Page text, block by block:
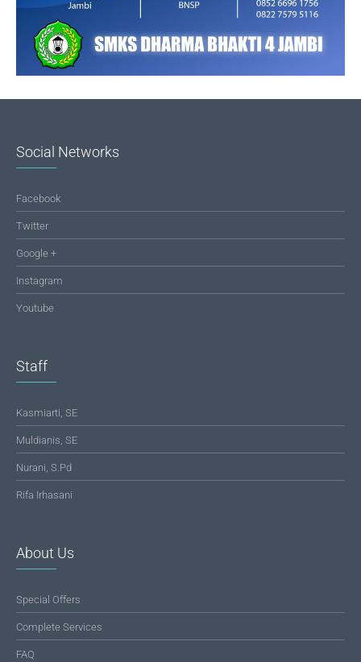
Social Networks
Facebook
Twitter
Google +
Instagram
Youtube
Staff
Kasmiarti, SE
Muldianis, SE
Nurani, S.Pd
Rifa Irhasani
About Us
Special Offers
Complete Services
FAQ